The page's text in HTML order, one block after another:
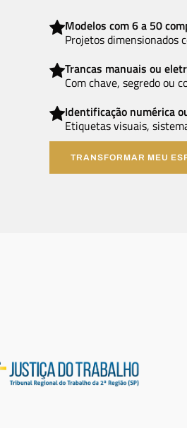
Modelos com 6 a 50
Projetos dimensionados
Trancas manuais ou
Com chave, segredo ou
Identificação numérica
Etiquetas visuais,
TRANSFORMAR MEU